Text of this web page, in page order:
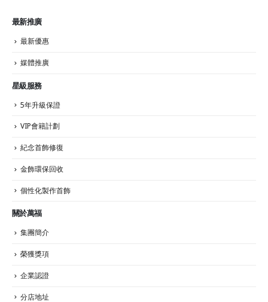
最新推廣
最新優惠
媒體推廣
星級服務
5年升級保證
VIP會籍計劃
紀念首飾修復
金飾環保回收
個性化製作首飾
關於萬福
集團簡介
榮獲獎項
企業認證
分店地址